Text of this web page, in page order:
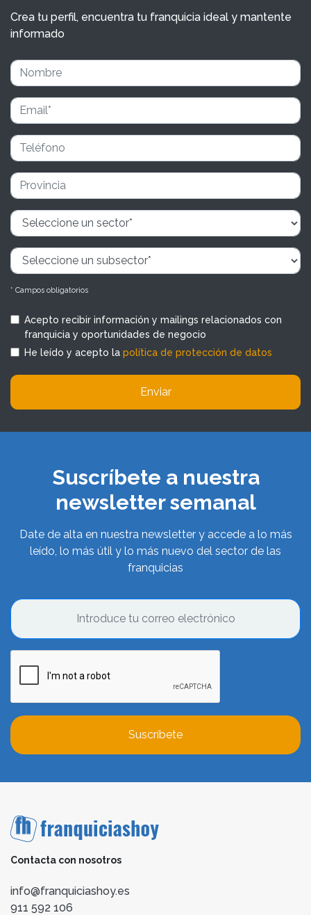
Crea tu perfil, encuentra tu franquicia ideal y mantente
informado
* Campos obligatorios
Acepto recibir información y mailings relacionados con
franquicia y oportunidades de negocio
He leído y acepto la política de protección de datos
Enviar
Suscríbete a nuestra
newsletter semanal
Date de alta en nuestra newsletter y accede a lo más
leído, lo más útil y lo más nuevo del sector de las
franquicias
Suscríbete
Contacta con nosotros
info@franquiciashoy.es
911 592 106